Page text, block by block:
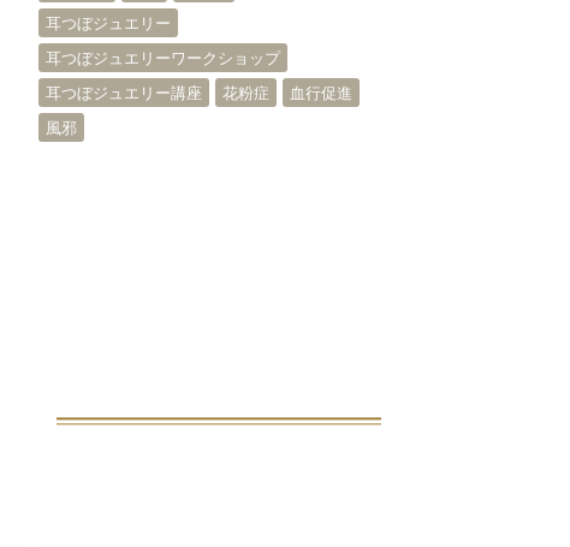
耳つぼジュエリー
耳つぼジュエリーワークショップ
耳つぼジュエリー講座
花粉症
血行促進
風邪